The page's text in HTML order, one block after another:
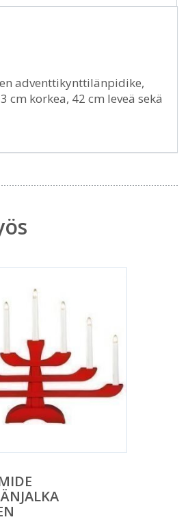
adventtikynttilänpidike,
cm korkea, 42 cm leveä sekä